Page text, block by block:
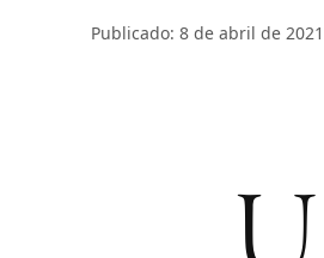
Publicado: 8 de abril de